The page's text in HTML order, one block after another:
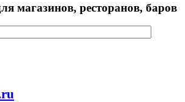
магазинов, ресторанов, баров